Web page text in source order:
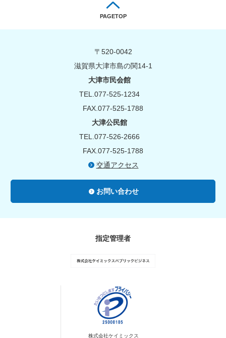
PAGETOP
〒520-0042
滋賀県大津市島の関14-1
大津市民会館
TEL.077-525-1234
FAX.077-525-1788
大津公民館
TEL.077-526-2666
FAX.077-525-1788
交通アクセス
お問い合わせ
指定管理者
株式会社ケイミックス